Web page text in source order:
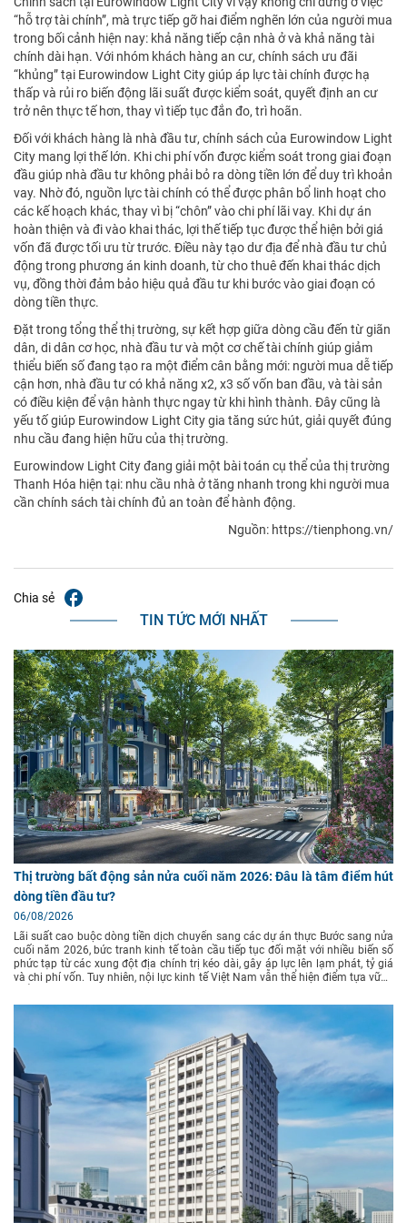
“hỗ trợ tài chính”, mà trực tiếp gỡ hai điểm nghẽn lớn của người mua
trong bối cảnh hiện nay: khả năng tiếp cận nhà ở và khả năng tài
chính dài hạn. Với nhóm khách hàng an cư, chính sách ưu đãi
“khủng” tại Eurowindow Light City giúp áp lực tài chính được hạ
thấp và rủi ro biến động lãi suất được kiểm soát, quyết định an cư
trở nên thực tế hơn, thay vì tiếp tục đắn đo, trì hoãn.
Đối với khách hàng là nhà đầu tư, chính sách của Eurowindow Light
City mang lợi thế lớn. Khi chi phí vốn được kiểm soát trong giai đoạn
đầu giúp nhà đầu tư không phải bỏ ra dòng tiền lớn để duy trì khoản
vay. Nhờ đó, nguồn lực tài chính có thể được phân bổ linh hoạt cho
các kế hoạch khác, thay vì bị “chôn” vào chi phí lãi vay. Khi dự án
hoàn thiện và đi vào khai thác, lợi thế tiếp tục được thể hiện bởi giá
vốn đã được tối ưu từ trước. Điều này tạo dư địa để nhà đầu tư chủ
động trong phương án kinh doanh, từ cho thuê đến khai thác dịch
vụ, đồng thời đảm bảo hiệu quả đầu tư khi bước vào giai đoạn có
dòng tiền thực.
Đặt trong tổng thể thị trường, sự kết hợp giữa dòng cầu đến từ giãn
dân, di dân cơ học, nhà đầu tư và một cơ chế tài chính giúp giảm
thiểu biến số đang tạo ra một điểm cân bằng mới: người mua dễ tiếp
cận hơn, nhà đầu tư có khả năng x2, x3 số vốn ban đầu, và tài sản
có điều kiện để vận hành thực ngay từ khi hình thành. Đây cũng là
yếu tố giúp Eurowindow Light City gia tăng sức hút, giải quyết đúng
nhu cầu đang hiện hữu của thị trường.
Eurowindow Light City đang giải một bài toán cụ thể của thị trường
Thanh Hóa hiện tại: nhu cầu nhà ở tăng nhanh trong khi người mua
cần chính sách tài chính đủ an toàn để hành động.
Nguồn: https://tienphong.vn/
Chia sẻ
TIN TỨC MỚI NHẤT
Thị trường bất động sản nửa cuối năm 2026: Đâu là tâm điểm hút
dòng tiền đầu tư?
06/08/2026
Lãi suất cao buộc dòng tiền dịch chuyển sang các dự án thực Bước sang nửa
cuối năm 2026, bức tranh kinh tế toàn cầu tiếp tục đối mặt với nhiều biến số
phức tạp từ các xung đột địa chính trị kéo dài, gây áp lực lên lạm phát, tỷ giá
và chi phí vốn. Tuy nhiên, nội lực kinh tế Việt Nam vẫn thể hiện điểm tựa vững
ổn định và hành lang pháp lý bất động sản ngày càng hoàn thiện. Theo báo
cáo nghiên cứu thị trường từ Viện Nghiên cứu Kinh tế - tài chính - bất động
sản Dat Xanh Services (DXS-FERI), mặt bằng lãi suất vay mua bất động sản
dự kiến tiếp tục duy trì ở mức 12–14%/năm trong 6 tháng cuối năm 2026.
Chi phí vốn cao khiến tâm lý người mua trở nên thận trọng hơn, giảm các
quyết định đầu tư cảm tính hay lướt sóng ngắn hạn. Đánh giá từ VIS Rating
chỉ ra rằng, lượng trái phiếu doanh nghiệp bất động sản đáo hạn trong nửa
cuối năm 2026 lên tới khoảng 60.000 tỷ đồng. Đây được xem là thước đo
khắc nghiệt lọc sạch các đơn vị thiếu năng lực tài chính, đồng thời thúc đẩy
thị trường phân hóa rõ nét: dòng tiền ưu tiên chọn lọc các sản phẩm thấp
tầng/shophouse có giá trị sử dụng thực, pháp lý chuẩn chỉnh và được phát
triển bởi các đơn vị uy tín. "Dòng tiền không rút khỏi thị trường mà đang dịch
chuyển sang các dự án pháp lý minh bạch, hạ tầng kết nối thuận tiện, giá trị
sử dụng thực, tiềm năng tăng giá bền vững và chủ đầu tư uy tín, thay vì các
sản phẩm mang tính đầu cơ ngắn hạn." Sự phân hóa của dòng tiền đầu tư
bất động sản trong giai đoạn mặt bằng lãi suất duy trì ở mức cao Nghệ An: